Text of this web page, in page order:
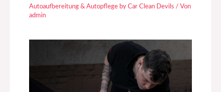
Autoaufbereitung & Autopflege by Car Clean Devils / Von
admin